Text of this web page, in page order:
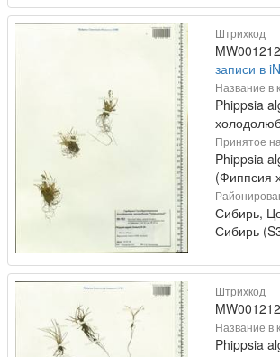
Штрихкод
записи в
Название в
Phippsia
Принятое
Phippsia
(Фиппсия
Сибирь,
Сибирь
Штрихкод
Название в
Phippsia